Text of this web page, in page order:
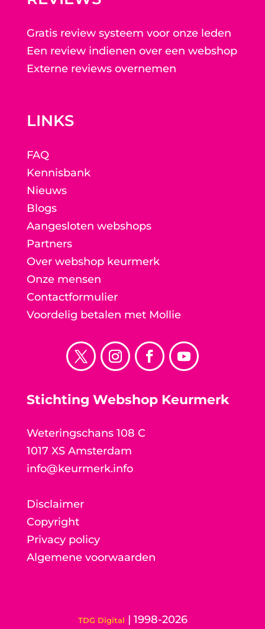
Gratis review systeem voor onze leden
Een review indienen over een webshop
Externe reviews overnemen
LINKS
FAQ
Kennisbank
Nieuws
Blogs
Aangesloten webshops
Partners
Over webshop keurmerk
Onze mensen
Contactformulier
Voordelig betalen met Mollie
Stichting Webshop Keurmerk
Weteringschans 108 C
1017 XS Amsterdam
info@keurmerk.info
Disclaimer
Copyright
Privacy policy
Algemene voorwaarden
TDG Digital | 1998-2026